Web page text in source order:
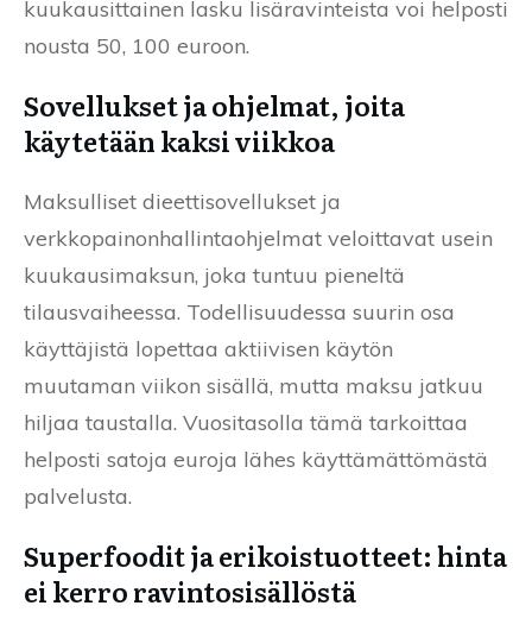
kuukausittainen lasku lisäravinteista voi helposti
nousta 50, 100 euroon.
Sovellukset ja ohjelmat, joita
käytetään kaksi viikkoa
Maksulliset dieettisovellukset ja
verkkopainonhallintaohjelmat veloittavat usein
kuukausimaksun, joka tuntuu pieneltä
tilausvaiheessa. Todellisuudessa suurin osa
käyttäjistä lopettaa aktiivisen käytön
muutaman viikon sisällä, mutta maksu jatkuu
hiljaa taustalla. Vuositasolla tämä tarkoittaa
helposti satoja euroja lähes käyttämättömästä
palvelusta.
Superfoodit ja erikoistuotteet: hinta
ei kerro ravintosisällöstä